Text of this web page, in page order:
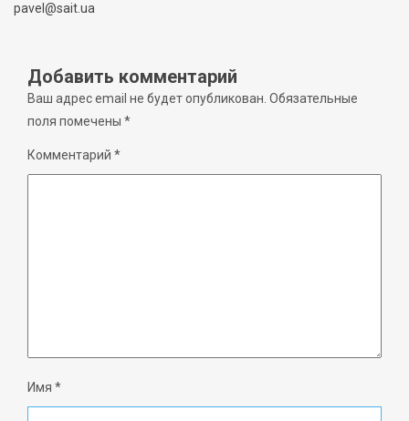
pavel@sait.ua
Добавить комментарий
Ваш адрес email не будет опубликован. Обязательные
поля помечены *
Комментарий *
Имя *